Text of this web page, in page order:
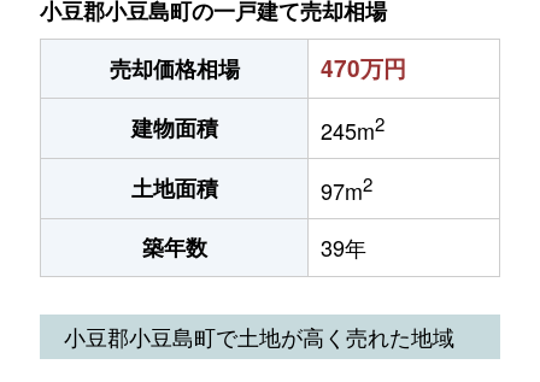
小豆郡小豆島町の一戸建て売却相場
売却価格相場
470万円
建物面積 245m2
土地面積 97m2
築年数 39年
小豆郡小豆島町で土地が高く売れた地域